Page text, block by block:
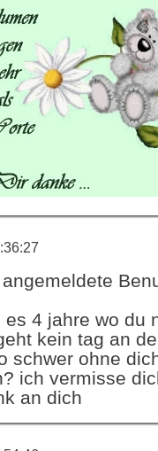
4 jahre wo du
kein tag an
schwer ohne
ich vermisse
an dich